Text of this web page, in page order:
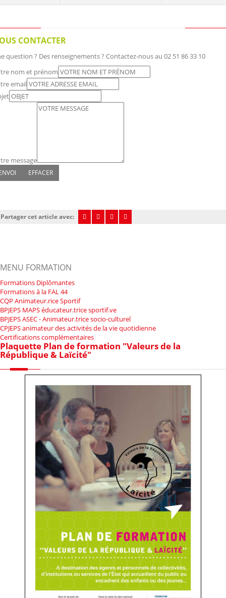
CONTACTER
question ? Des renseignements ? Contactez-nous au 02 51 86 33 10
nom et prénom
email
message
Partager cet article avec:
MENU FORMATION
Formations Diplômantes
Formations à la FAL 44
CQP Animateur.rice Sportif
BPJEPS MAPS éducateur.trice sportif.ve
BPJEPS ASEC - Animateur.trice socio-culturel
CPJEPS animateur des activités de la vie quotidienne
Certifications complémentaires
Plaquette Plan de formation "Valeurs de la
République & Laïcité"